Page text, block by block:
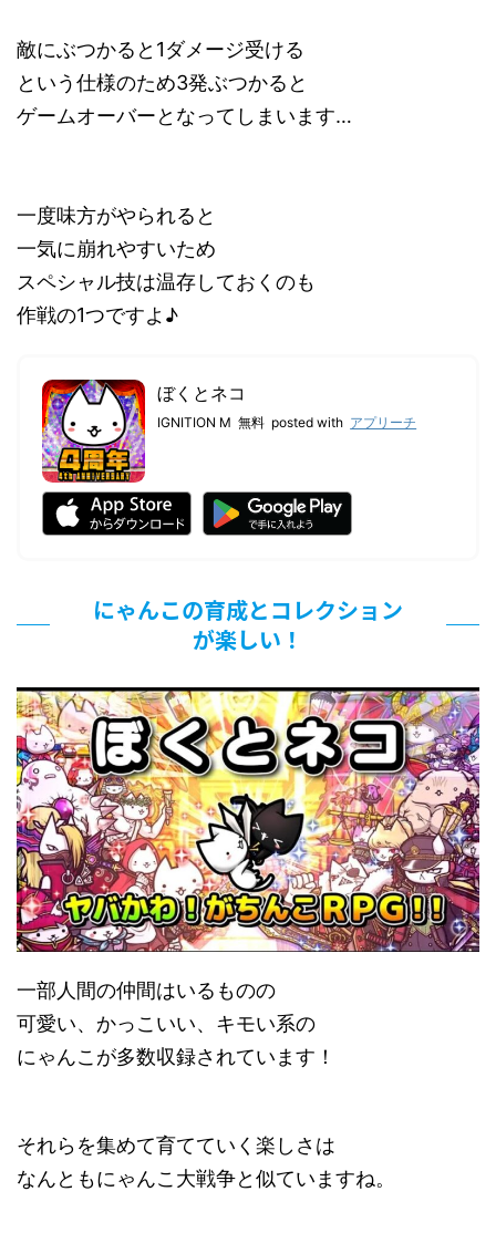
敵にぶつかると1ダメージ受ける
という仕様のため3発ぶつかると
ゲームオーバーとなってしまいます…
一度味方がやられると
一気に崩れやすいため
スペシャル技は温存しておくのも
作戦の1つですよ♪
ぼくとネコ
IGNITION M 無料 posted with アプリーチ
にゃんこの育成とコレクション
が楽しい！
一部人間の仲間はいるものの
可愛い、かっこいい、キモい系の
にゃんこが多数収録されています！
それらを集めて育てていく楽しさは
なんともにゃんこ大戦争と似ていますね。